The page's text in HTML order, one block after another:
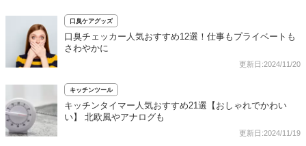
口臭ケアグッズ
口臭チェッカー人気おすすめ12選！仕事もプライベートも
さわやかに
更新日:2024/11/20
キッチンツール
キッチンタイマー人気おすすめ21選【おしゃれでかわい
い】 北欧風やアナログも
更新日:2024/11/19